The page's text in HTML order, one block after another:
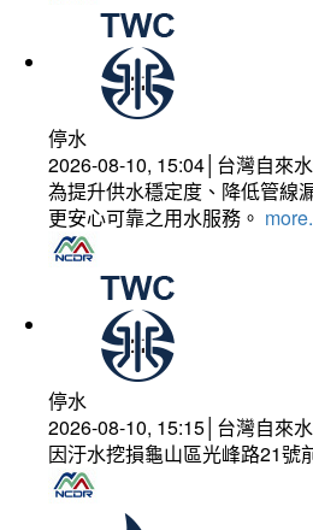
停水
2026-08-10, 15:04│台灣自來
為提升供水穩定度、降低管線
更安心可靠之用水服務。
停水
2026-08-10, 15:15│台灣自來
因汙水挖損龜山區光峰路21號